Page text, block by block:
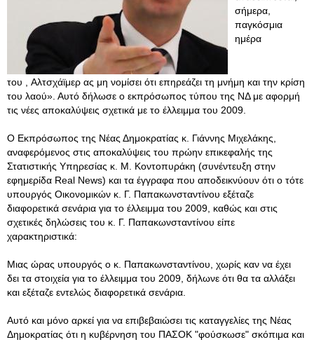
σήμερα,
παγκόσμια
ημέρα
του , Αλτσχάϊμερ ας μη νομίσει ότι επηρεάζει τη μνήμη και την κρίση
του λαού». Αυτό δήλωσε ο εκπρόσωπος τύπου της ΝΔ με αφορμή
τις νέες αποκαλύψεις σχετικά με το έλλειμμα του 2009.
Ο Εκπρόσωπος της Νέας Δημοκρατίας κ. Γιάννης Μιχελάκης,
αναφερόμενος στις αποκαλύψεις του πρώην επικεφαλής της
Στατιστικής Υπηρεσίας κ. Μ. Κοντοπυράκη (συνέντευξη στην
εφημερίδα Real News) και τα έγγραφα που αποδεικνύουν ότι ο τότε
υπουργός Οικονομικών κ. Γ. Παπακωνσταντίνου εξέταζε
διαφορετικά σενάρια για το έλλειμμα του 2009, καθώς και στις
σχετικές δηλώσεις του κ. Γ. Παπακωνσταντίνου είπε
χαρακτηριστικά:
Μιας ώρας υπουργός ο κ. Παπακωνσταντίνου, χωρίς καν να έχει
δει τα στοιχεία για το έλλειμμα του 2009, δήλωνε ότι θα τα αλλάξει
και εξέταζε εντελώς διαφορετικά σενάρια.
Αυτό και μόνο αρκεί για να επιβεβαιώσει τις καταγγελίες της Νέας
Δημοκρατίας ότι η κυβέρνηση του ΠΑΣΟΚ "φούσκωσε" σκόπιμα και